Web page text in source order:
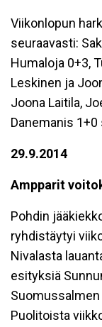
Viikonlopun
seuraavasti:
Humaloja 0+3,
Leskinen ja
Joona Laitila,
Danemanis
29.9.2014
Ampparit
Pohdin
ryhdistäytyi
Nivalasta
esityksiä
Puolitoista